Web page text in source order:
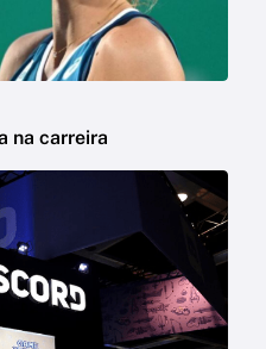
na carreira